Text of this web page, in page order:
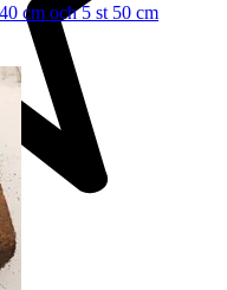
cm och 5 st 50 cm